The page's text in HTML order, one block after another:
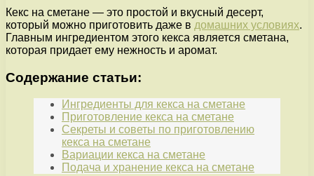
Кекс на сметане — это простой и вкусный десерт,
который можно приготовить даже в домашних условиях.
Главным ингредиентом этого кекса является сметана,
которая придает ему нежность и аромат.
Содержание статьи:
Ингредиенты для кекса на сметане
Приготовление кекса на сметане
Секреты и советы по приготовлению
кекса на сметане
Вариации кекса на сметане
Подача и хранение кекса на сметане